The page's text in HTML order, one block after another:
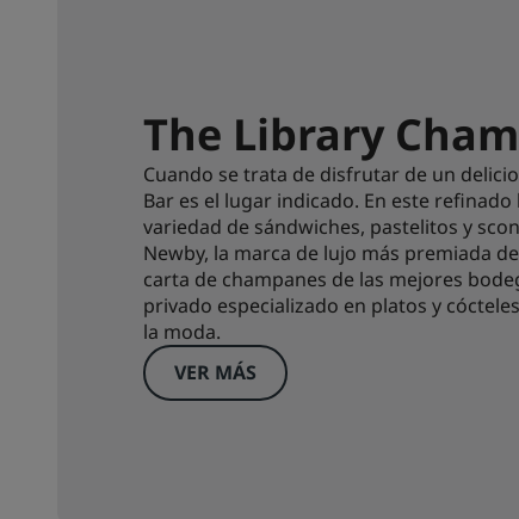
The Library
Cuando se trata de disfrutar de un
Bar es el lugar indicado. En este
variedad de sándwiches, pastelitos y
Newby, la marca de lujo más premiada
carta de champanes de las mejores
privado especializado en platos y
la moda.
VER MÁS